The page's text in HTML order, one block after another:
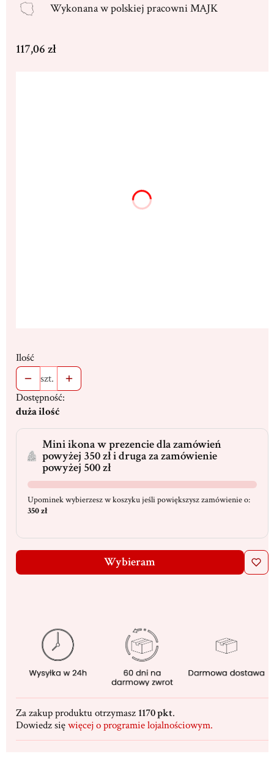
Wykonana wpolskiej pracowni MAJK
Cena
117,06 zł
Ilość
szt.
Dostępność:
duża ilość
Mini ikona w prezencie dla zamówień
powyżej 350 zł i druga za zamówienie
powyżej 500 zł
Upominek wybierzesz w koszyku jeśli powiększysz zamówienie o:
350 zł
Wybieram
Za zakup produktu otrzymasz 1170 pkt.
Dowiedz sięwięcej o programie lojalnościowym.